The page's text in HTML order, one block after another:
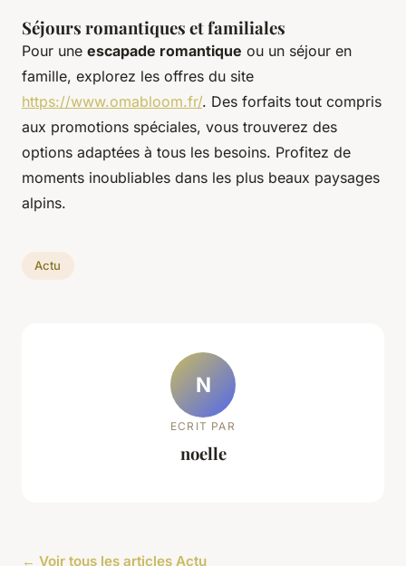
Séjours romantiques et familiales
Pour une escapade romantique ou un séjour en
famille, explorez les offres du site
https://www.omabloom.fr/. Des forfaits tout compris
aux promotions spéciales, vous trouverez des
options adaptées à tous les besoins. Profitez de
moments inoubliables dans les plus beaux paysages
alpins.
Actu
N
ECRIT PAR
noelle
← Voir tous les articles Actu